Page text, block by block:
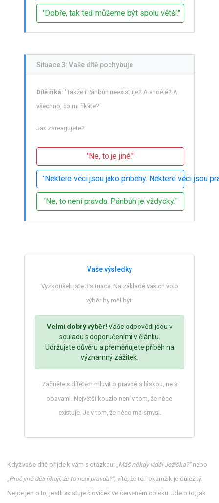
"Dobře, tak teď můžeme být spolu větší."
Situace 3: Vaše dítě pochybuje
Dítě říká: "Takže i Pánbůh neexistuje? A andělé? A
všechno, co mi říkáte?"
Jak zareagujete?
"Ne, to je jiné."
"Některé věci jsou jako příběhy. Některé věci jsou
"Ne, to není pravda. Pánbůh je vždycky."
Vaše výsledky
Vyzkoušeli jste 3 situace. Na základě vašich volb
výběr by měl být:
Velmi dobrý výběr! Vaše odpovědi jsou v
souladu s doporučeními v článku.
Udržujete důvěru a přeměňujete příběh na
významný zážitek.
Začněte s dítětem mluvit o pravdě s láskou, ne s
obavami. Největší kouzlo není v tom, že něco
existuje. Je v tom, že něco má smysl.
Když vaše dítě přijde k vám s otázkou: „Máš někdy viděl Ježíška?“nebo
„Proč jiné děti říkají, že to není pravda?“, víte, že ten okamžik je důležitý.
Nejde jen o to, jestli existuje človíček ve červeném obleku. Jde o to, jak